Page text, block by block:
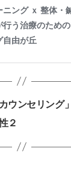
ウンセリング」
２